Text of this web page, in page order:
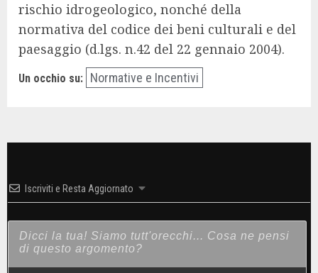
rischio idrogeologico, nonché della
normativa del codice dei beni culturali e del
paesaggio (d.lgs. n.42 del 22 gennaio 2004).
Un occhio su: Normative e Incentivi
Iscriviti e Resta Aggiornato